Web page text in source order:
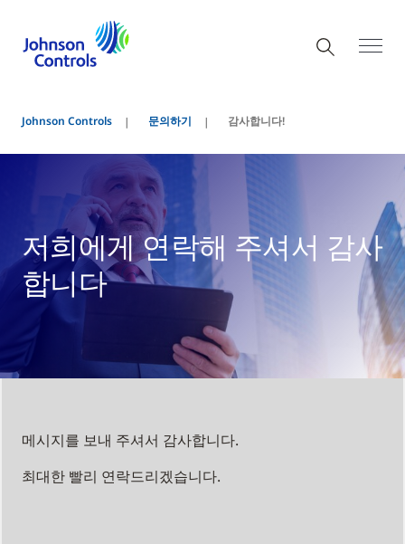
Johnson Controls 문의하기 감사합니다!
저희에게 연락해 주셔서 감사
합니다
메시지를 보내 주셔서 감사합니다.
최대한 빨리 연락드리겠습니다.